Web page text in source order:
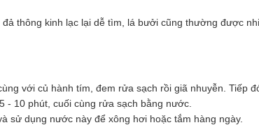
thông kinh lạc lại dễ tìm, lá bưởi cũng thường được
với củ hành tím, đem rửa sạch rồi giã nhuyễn. Tiếp
- 10 phút, cuối cùng rửa sạch bằng nước.
sử dụng nước này để xông hơi hoặc tắm hàng ngày.